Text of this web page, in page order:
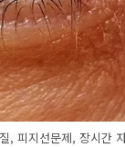
, 피지선문제, 장시간